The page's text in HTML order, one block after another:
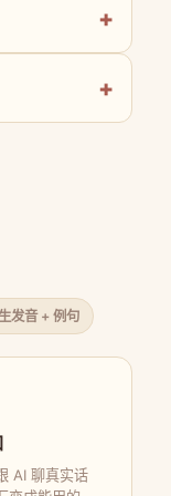
发音 + 例句
AI 聊真实话